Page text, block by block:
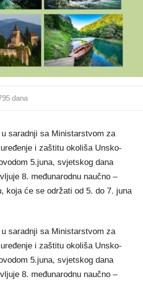
dana
saradnji sa Ministarstvom za
i zaštitu okoliša Unsko-
5.juna, svjetskog dana
8. međunarodnu naučno –
koja će se održati od 5. do 7. juna
saradnji sa Ministarstvom za
i zaštitu okoliša Unsko-
5.juna, svjetskog dana
8. međunarodnu naučno –